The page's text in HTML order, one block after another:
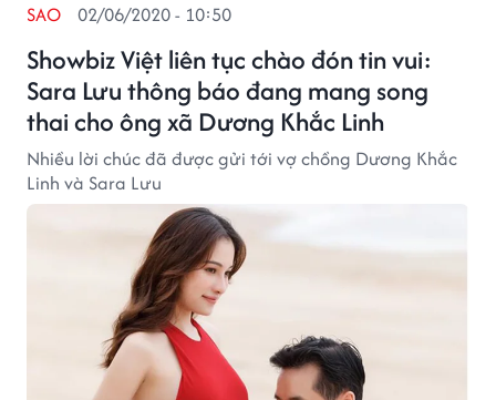
Showbiz Việt liên tục chào đón tin vui:
Sara Lưu thông báo đang mang song
thai cho ông xã Dương Khắc Linh
SAO 02/06/2020 - 10:50
Nhiều lời chúc đã được gửi tới vợ chồng Dương Khắc
Linh và Sara Lưu